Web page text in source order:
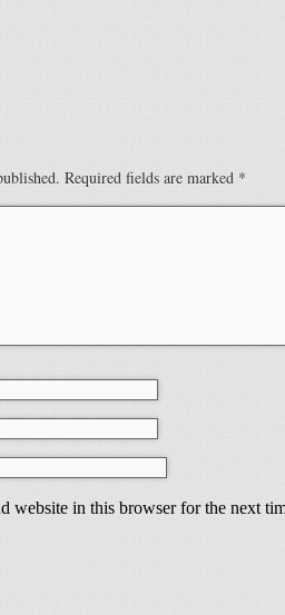
Required fields are marked *
website in this browser for the next